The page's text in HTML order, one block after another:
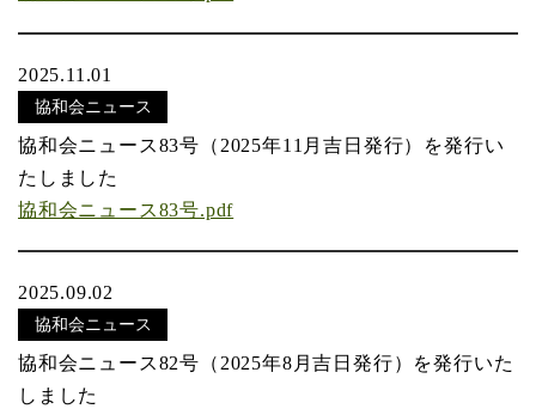
2025.11.01
協和会ニュース
協和会ニュース83号（2025年11月吉日発行）を発行い
たしました
協和会ニュース83号.pdf
2025.09.02
協和会ニュース
協和会ニュース82号（2025年8月吉日発行）を発行いた
しました